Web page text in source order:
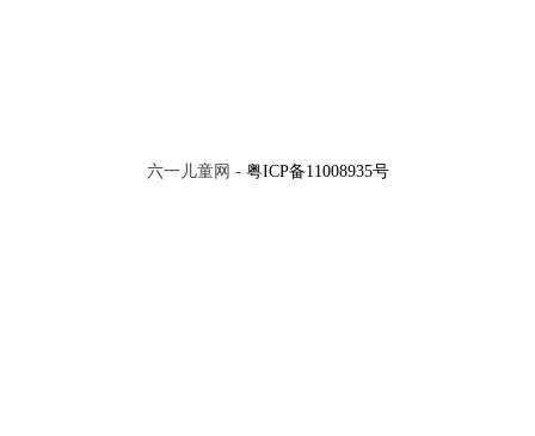
六一儿童网 - 粤ICP备11008935号